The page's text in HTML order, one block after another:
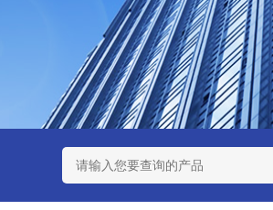
锆陶瓷研磨球 AGB-K-0.4-C01-Q69全